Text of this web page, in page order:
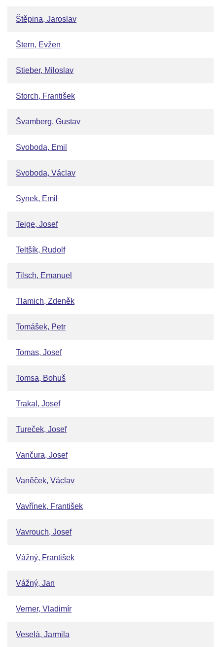
Štěpina, Jaroslav
Štern, Evžen
Stieber, Miloslav
Storch, František
Švamberg, Gustav
Svoboda, Emil
Svoboda, Václav
Synek, Emil
Teige, Josef
Teltšík, Rudolf
Tilsch, Emanuel
Tlamich, Zdeněk
Tomášek, Petr
Tomas, Josef
Tomsa, Bohuš
Trakal, Josef
Tureček, Josef
Vančura, Josef
Vaněček, Václav
Vavřínek, František
Vavrouch, Josef
Vážný, František
Vážný, Jan
Verner, Vladimír
Veselá, Jarmila